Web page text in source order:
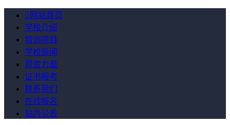
 网站首页
学校介绍
培训项目
学校新闻
师资力量
证书报考
联系我们
在线报名
站内公告